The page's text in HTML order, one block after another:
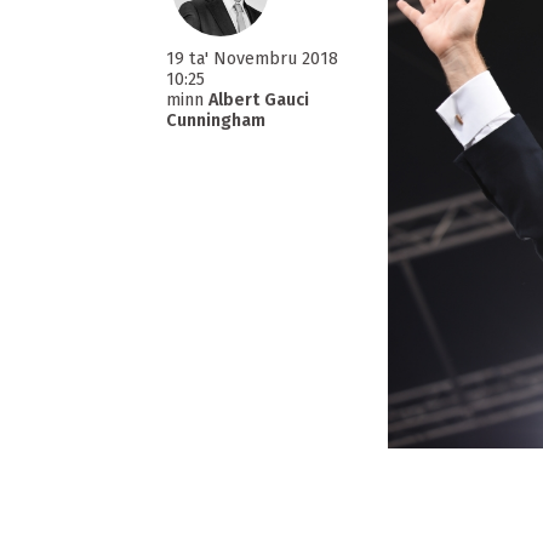
19 ta' Novembru 2018
10:25
minn Albert Gauci
Cunningham